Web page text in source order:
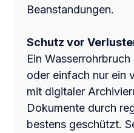
Beanstandungen.
Schutz vor
Ein
oder einfach nur ein
mit digitaler
Dokumente durch
bestens geschützt.